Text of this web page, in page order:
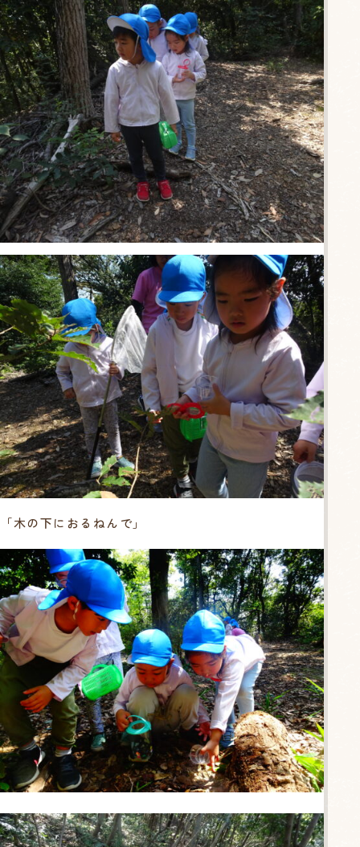
「木の下におるねんで」